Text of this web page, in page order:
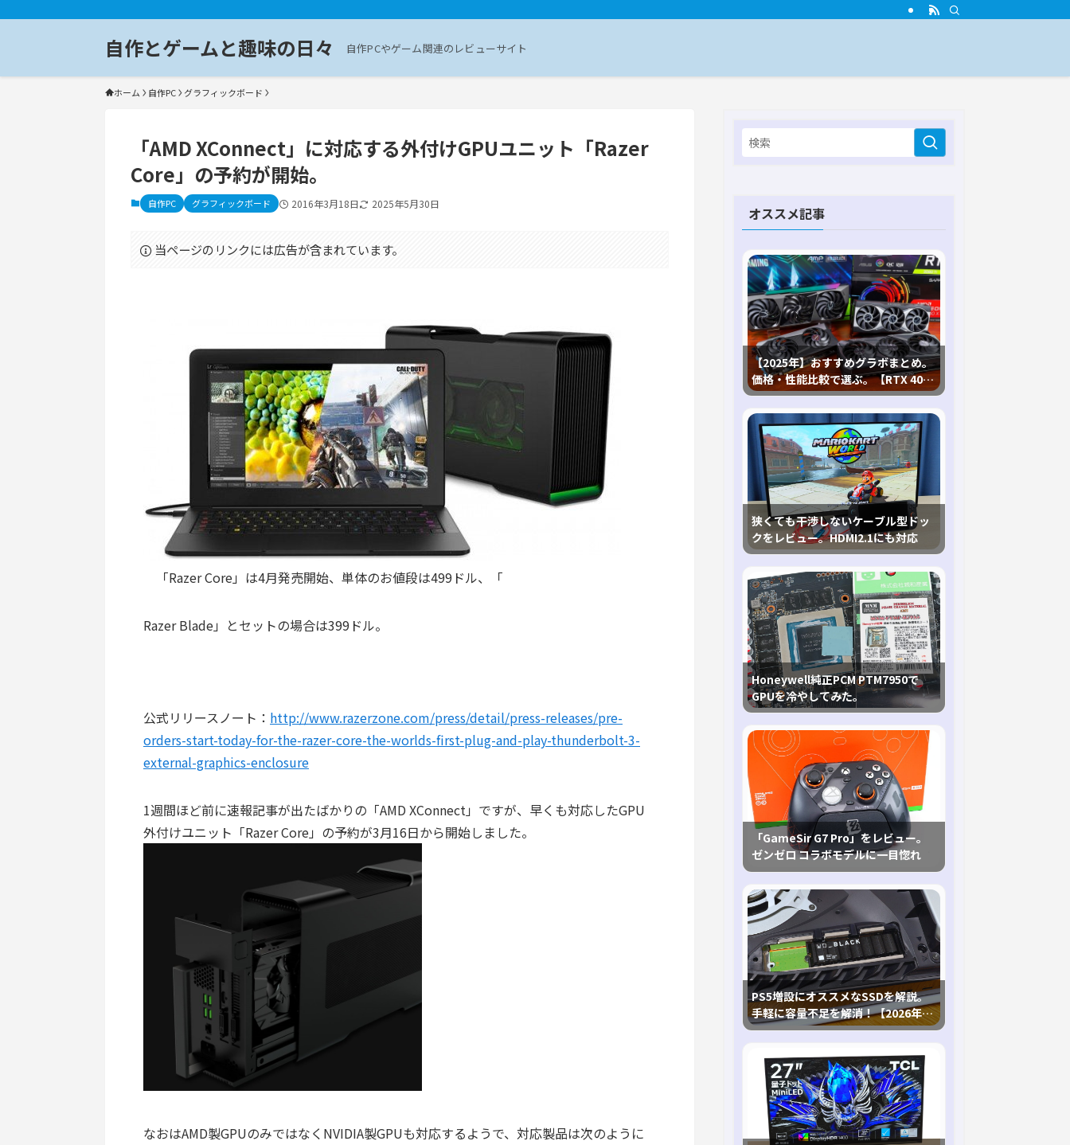
自作とゲームと趣味の日々 自作PCやゲーム関連のレビューサイト
ホーム 自作PC グラフィックボード
「AMD XConnect」に対応する外付けGPUユニット「Razer
Core」の予約が開始。
自作PC グラフィックボード 2016年3月18日 2025年5月30日
当ページのリンクには広告が含まれています。
「Razer Core」は4月発売開始、単体のお値段は499ドル、「
Razer Blade」とセットの場合は399ドル。
公式リリースノート： http://www.razerzone.com/press/detail/press-releases/pre-
orders-start-today-for-the-razer-core-the-worlds-first-plug-and-play-thunderbolt-3-
external-graphics-enclosure
1週間ほど前に速報記事が出たばかりの「AMD XConnect」ですが、早くも対応したGPU
外付けユニット「Razer Core」の予約が3月16日から開始しました。
なおはAMD製GPUのみではなくNVIDIA製GPUも対応するようで、対応製品は次のように
オススメ記事
【2025年】おすすめグラボまとめ。
価格・性能比較で選ぶ。【RTX 40,
RX 7000各種に対応】
狭くても干渉しないケーブル型ドッ
クをレビュー。HDMI2.1にも対応
Honeywell純正PCM PTM7950で
GPUを冷やしてみた。
「GameSir G7 Pro」をレビュー。
ゼンゼロ コラボモデルに一目惚れ
PS5増設にオススメなSSDを解説。
手軽に容量不足を解消！【2026年最
新、PS5 Proにも対応】